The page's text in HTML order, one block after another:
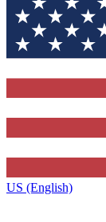
US (English)